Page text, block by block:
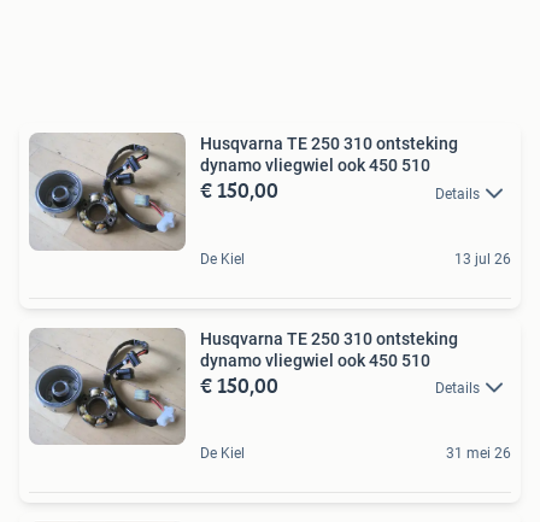
Husqvarna TE 250 310 ontsteking
dynamo vliegwiel ook 450 510
€ 150,00 Details
De Kiel 13 jul 26
Husqvarna TE 250 310 ontsteking
dynamo vliegwiel ook 450 510
€ 150,00 Details
De Kiel 31 mei 26